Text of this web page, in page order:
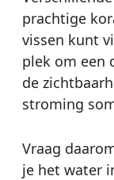
prachtige
vissen kunt
plek om een
de
stroming
Vraag
je het water